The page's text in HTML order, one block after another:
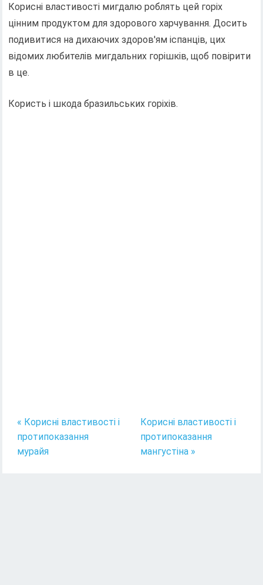
Корисні властивості мигдалю роблять цей горіх
цінним продуктом для здорового харчування. Досить
подивитися на дихаючих здоров'ям іспанців, цих
відомих любителів мигдальних горішків, щоб повірити
в це.
Користь і шкода бразильських горіхів.
« Корисні властивості і
протипоказання
мурайя
Корисні властивості і
протипоказання
мангустіна »